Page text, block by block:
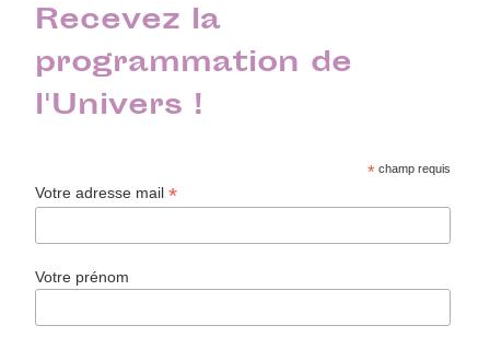
Recevez la
programmation de
l'Univers !
* champ requis
Votre adresse mail*
Votre prénom